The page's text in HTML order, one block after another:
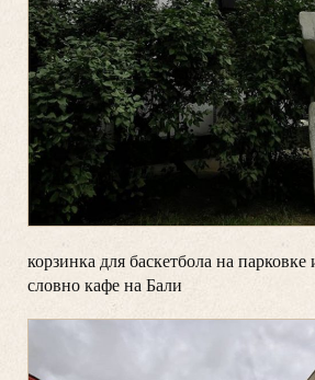
корзинка для баскетбола на
словно кафе на Бали